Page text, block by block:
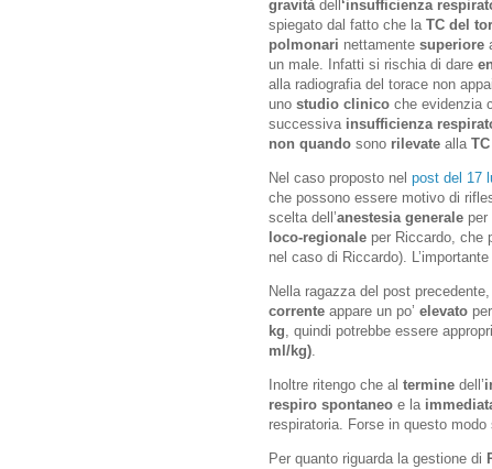
gravità dell‘insufficienza
spiegato dal fatto che la TC del
polmonari nettamente superiore
un male. Infatti si rischia di dare
alla radiografia del torace non
uno studio clinico che evidenzia
successiva insufficienza
non quando sono rilevate alla
Nel caso proposto nel post del 17
che possono essere motivo di
scelta dell’anestesia generale per
loco-regionale per Riccardo, che
nel caso di Riccardo).
Nella ragazza del post
corrente appare un po’ elevato
kg , quindi potrebbe essere
ml/kg)
Inoltre ritengo che al termine dell’
respiro spontaneo e la
respiratoria. Forse in questo
Per quanto riguarda la gestione di